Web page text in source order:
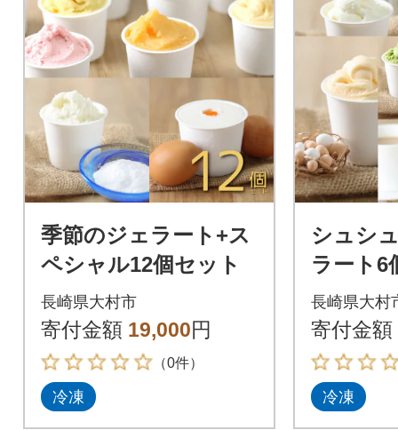
季節のジェラート+ス
ペシャル12個セット
長崎県大村市
寄付金額 19,000円
（0件）
冷凍
シュシ
ラート6
長崎県大村
寄付金額
冷凍